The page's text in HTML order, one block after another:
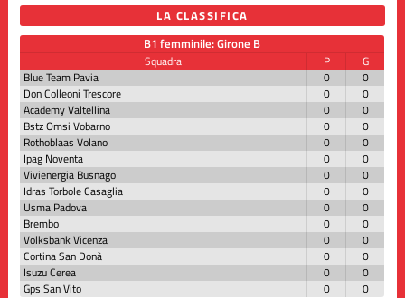
LA CLASSIFICA
B1 femminile: Girone B
Squadra P
G
Blue Team Pavia
0
0
Don Colleoni Trescore
0
0
Academy Valtellina
0
0
Bstz Omsi Vobarno
0
0
Rothoblaas Volano
0
0
Ipag Noventa
0
0
Vivienergia Busnago
0
0
Idras Torbole Casaglia
0
0
Usma Padova
0
0
Brembo
0
0
Volksbank Vicenza
0
0
Cortina San Donà
0
0
Isuzu Cerea
0
0
Gps San Vito
0 0